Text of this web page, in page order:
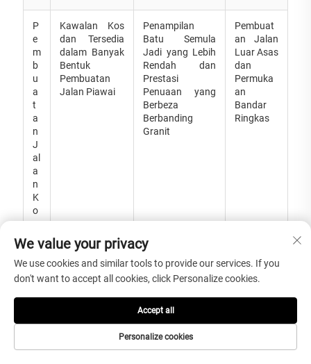
P
e
m
b
u
a
t
a
n
J
al
a
n
K
o
n
it
Kawalan Kos
dan Tersedia
dalam Banyak
Bentuk
Pembuatan
Jalan Piawai
Penampilan
Batu Semula
Jadi yang Lebih
Rendah dan
Prestasi
Penuaan yang
Berbeza
Berbanding
Granit
Pembuat
an Jalan
Luar Asas
dan
Permuka
an
Bandar
Ringkas
Kelebihan Utama Granit G603
We value your privacy
We use cookies and similar tools to provide our services. If you
don't want to accept all cookies, click Personalize cookies.
Personalize cookies
Accept all